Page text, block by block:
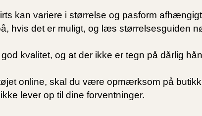
kan variere i størrelse og pasform
hvis det er muligt, og læs størrelsesguiden
kvalitet, og at der ikke er tegn på dårlig
online, skal du være opmærksom på
lever op til dine forventninger.